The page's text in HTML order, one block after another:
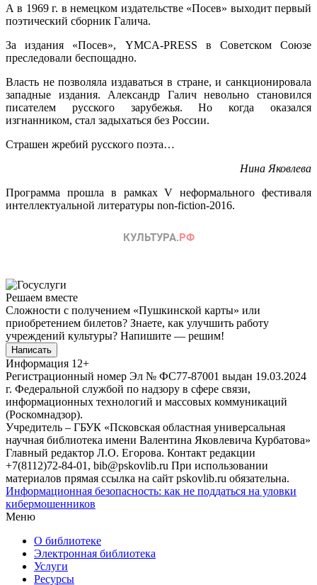
А в 1969 г. в немецком издательстве «Посев» выходит первый
поэтический сборник Галича.
За издания «Посев», YMCA-PRESS в Советском Союзе
преследовали беспощадно.
Власть не позволяла издаваться в стране, и санкционировала
западные издания. Александр Галич невольно становился
писателем русского зарубежья. Но когда оказался
изгнанником, стал задыхаться без России.
Страшен жребий русского поэта…
Нина Яковлева
Программа прошла в рамках V неформального фестиваля
интеллектуальной литературы non-fiction-2016.
Решаем вместе
Сложности с получением «Пушкинской карты» или
приобретением билетов? Знаете, как улучшить работу
учреждений культуры? Напишите — решим!
Написать
Информация 12+
Регистрационный номер Эл № ФС77-87001 выдан 19.03.2024
г. Федеральной службой по надзору в сфере связи,
информационных технологий и массовых коммуникаций
(Роскомнадзор).
Учредитель – ГБУК «Псковская областная универсальная
научная библиотека имени Валентина Яковлевича Курбатова»
Главный редактор Л.О. Егорова. Контакт редакции
+7(8112)72-84-01, bib@pskovlib.ru При использовании
материалов прямая ссылка на сайт pskovlib.ru обязательна.
Информационная безопасность: как не поддаться на уловки
кибермошенников
Меню
О библиотеке
Электронная библиотека
Услуги
Ресурсы